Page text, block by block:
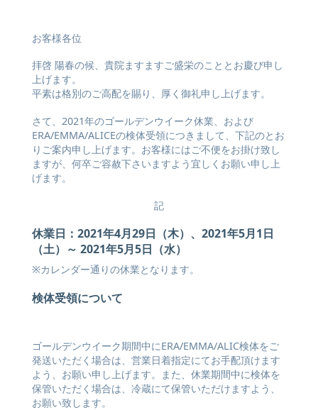
お客様各位
拝啓 陽春の候、貴院ますますご盛栄のこととお慶び申し
上げます。
平素は格別のご高配を賜り、厚く御礼申し上げます。
さて、2021年のゴールデンウイーク休業、および
ERA/EMMA/ALICEの検体受領につきまして、下記のとお
りご案内申し上げます。お客様にはご不便をお掛け致し
ますが、何卒ご容赦下さいますよう宜しくお願い申し上
げます。
記
休業日：2021年4月29日（木）、2021年5月1日
（土）～ 2021年5月5日（水）
※カレンダー通りの休業となります。
検体受領について
ゴールデンウイーク期間中にERA/EMMA/ALIC検体をご
発送いただく場合は、営業日着指定にてお手配頂けます
よう、お願い申し上げます。また、休業期間中に検体を
保管いただく場合は、冷蔵にて保管いただけますよう、
お願い致します。